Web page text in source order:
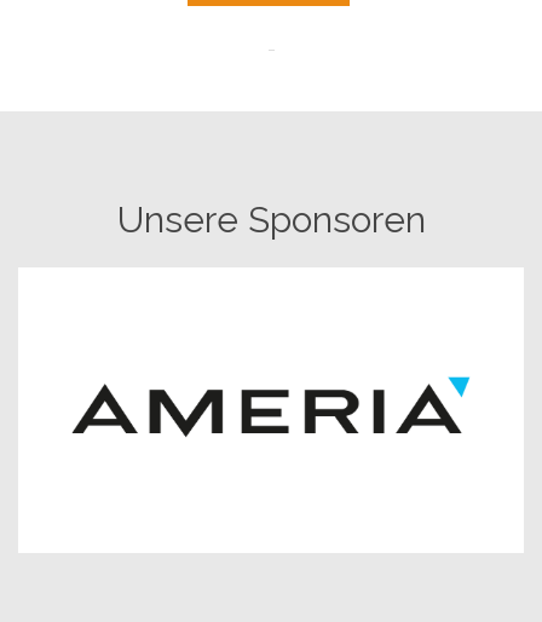
Unsere Sponsoren